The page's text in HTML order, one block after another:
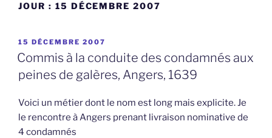
JOUR : 15 DÉCEMBRE 2007
PUBLIÉ
LE
15 DÉCEMBRE 2007
Commis à la conduite des condamnés aux
peines de galères, Angers, 1639
Voici un métier dont le nom est long mais explicite. Je
le rencontre à Angers prenant livraison nominative de
4 condamnés